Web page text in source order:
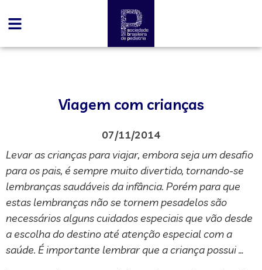
Viagem com crianças
07/11/2014
Levar as crianças para viajar, embora seja um desafio
para os pais, é sempre muito divertido, tornando-se
lembranças saudáveis da infância. Porém para que
estas lembranças não se tornem pesadelos são
necessários alguns cuidados especiais que vão desde
a escolha do destino até atenção especial com a
saúde. É importante lembrar que a criança possui …